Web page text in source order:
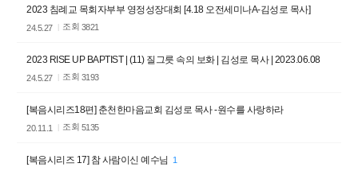
2023 침례교 목회자부부 영정성장대회 [4.18 오전세미나A-김성로 목사]
24.5.27 조회 3821
2023 RISE UP BAPTIST | (11) 질그릇 속의 보화 | 김성로 목사 | 2023.06.08
24.5.27 조회 3193
[복음시리즈18편] 춘천한마음교회 김성로 목사 -원수를 사랑하라
20.11.1 조회 5135
[복음시리즈 17] 참 사람이신 예수님
1